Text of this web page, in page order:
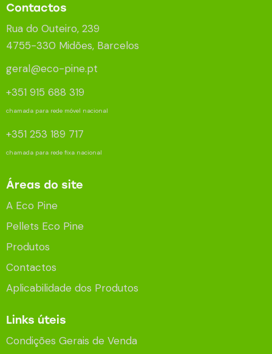
Contactos
Rua do Outeiro, 239
4755-330 Midões, Barcelos
geral@eco-pine.pt
+351 915 688 319
chamada para rede móvel nacional
+351 253 189 717
chamada para rede fixa nacional
Áreas do site
A Eco Pine
Pellets Eco Pine
Produtos
Contactos
Aplicabilidade dos Produtos
Links úteis
Condições Gerais de Venda